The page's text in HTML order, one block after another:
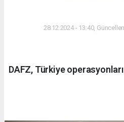
28.12.2024 - 13:40,
DAFZ, Türkiye